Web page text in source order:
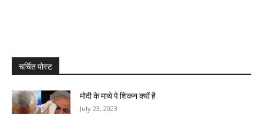
चर्चित पोस्ट
मोदी के माथे पे शिकन क्यों है
July 23, 2023